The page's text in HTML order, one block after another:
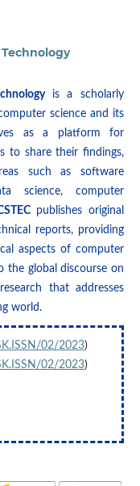
is a scholarly
science and its
as a platform for
to share their findings,
such as software
science, computer
publishes original
reports, providing
aspects of computer
the global discourse on
that addresses
world.
02/2023)
02/2023)